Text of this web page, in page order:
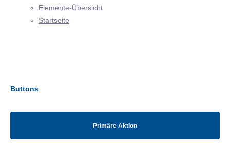
Elemente-Übersicht
Startseite
Buttons
Primäre Aktion